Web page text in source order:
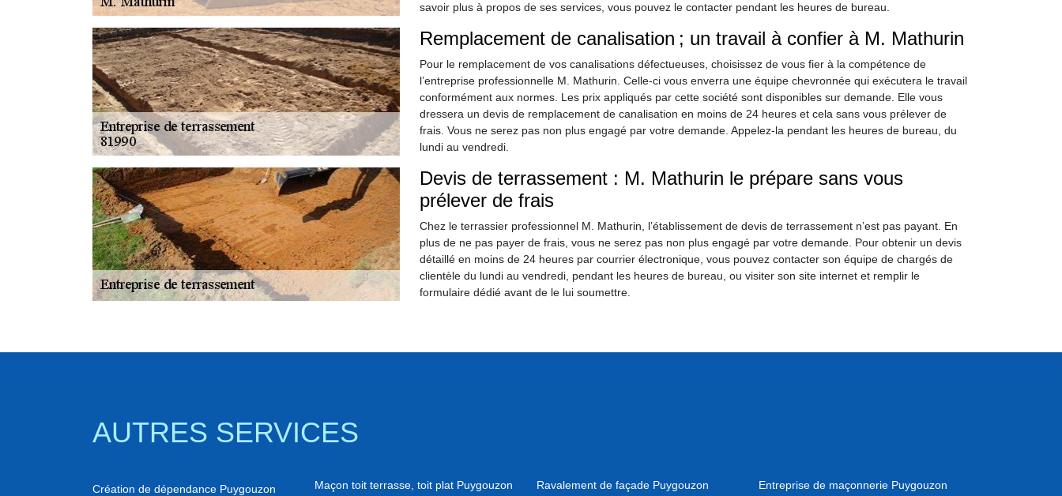
savoir plus à propos de ses services, vous pouvez le contacter pendant les heures de bureau.
Remplacement de canalisation ; un travail à confier à M. Mathurin
Pour le remplacement de vos canalisations défectueuses, choisissez de vous fier à la compétence de
l’entreprise professionnelle M. Mathurin. Celle-ci vous enverra une équipe chevronnée qui exécutera le travail
conformément aux normes. Les prix appliqués par cette société sont disponibles sur demande. Elle vous
dressera un devis de remplacement de canalisation en moins de 24 heures et cela sans vous prélever de
frais. Vous ne serez pas non plus engagé par votre demande. Appelez-la pendant les heures de bureau, du
lundi au vendredi.
Devis de terrassement : M. Mathurin le prépare sans vous
prélever de frais
Chez le terrassier professionnel M. Mathurin, l’établissement de devis de terrassement n’est pas payant. En
plus de ne pas payer de frais, vous ne serez pas non plus engagé par votre demande. Pour obtenir un devis
détaillé en moins de 24 heures par courrier électronique, vous pouvez contacter son équipe de chargés de
clientèle du lundi au vendredi, pendant les heures de bureau, ou visiter son site internet et remplir le
formulaire dédié avant de le lui soumettre.
AUTRES SERVICES
Création de dépendance Puygouzon Maçon toit terrasse, toit plat Puygouzon Ravalement de façade Puygouzon Entreprise de maçonnerie Puygouzon